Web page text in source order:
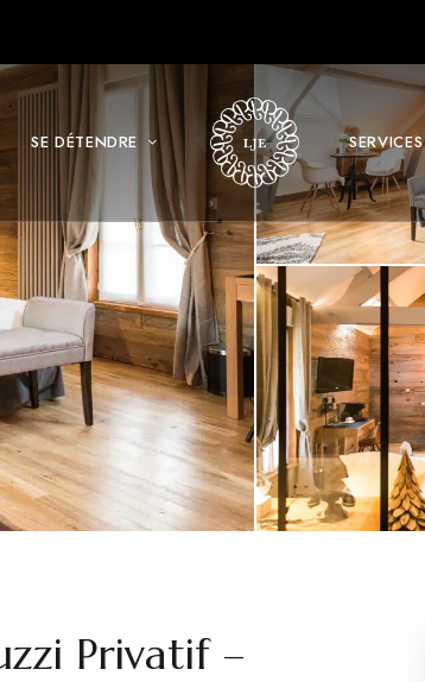
SE DÉTENDRE SERVICES
Privatif –